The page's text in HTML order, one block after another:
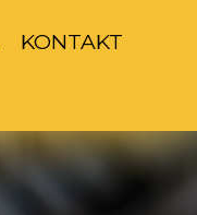
KONTAKT